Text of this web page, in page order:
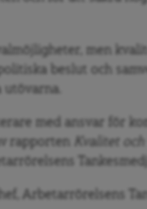
men
beslut och
utövarna.
med ansvar för
rapporten
Kvalitet och
Arbetarrörelsens